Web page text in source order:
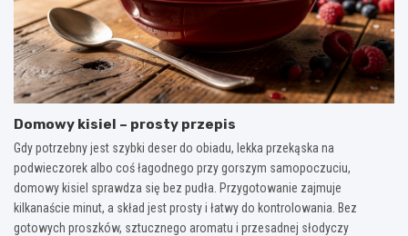
Domowy kisiel – prosty przepis
Gdy potrzebny jest szybki deser do obiadu, lekka przekąska na
podwieczorek albo coś łagodnego przy gorszym samopoczuciu,
domowy kisiel sprawdza się bez pudła. Przygotowanie zajmuje
kilkanaście minut, a skład jest prosty i łatwy do kontrolowania. Bez
gotowych proszków, sztucznego aromatu i przesadnej słodyczy